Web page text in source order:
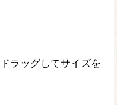
ラッグしてサイズを